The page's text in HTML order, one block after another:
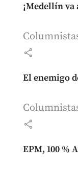
¡Medellín
share
El enemigo
share
EPM, 100 %